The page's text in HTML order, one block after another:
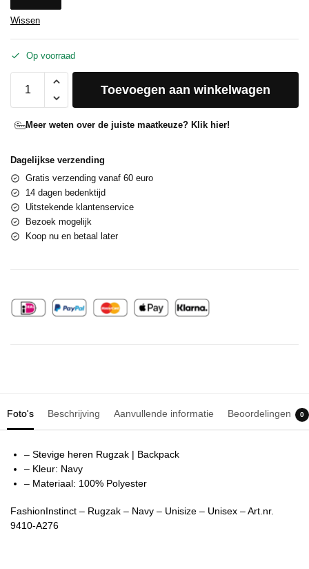
Wissen
Op voorraad
Toevoegen aan winkelwagen
Meer weten over de juiste maatkeuze? Klik hier!
Dagelijkse verzending
Gratis verzending vanaf 60 euro
14 dagen bedenktijd
Uitstekende klantenservice
Bezoek mogelijk
Koop nu en betaal later
Foto's Beschrijving Aanvullende informatie Beoordelingen 0
– Stevige heren Rugzak | Backpack
– Kleur: Navy
– Materiaal: 100% Polyester
FashionInstinct – Rugzak – Navy – Unisize – Unisex – Art.nr.
9410-A276